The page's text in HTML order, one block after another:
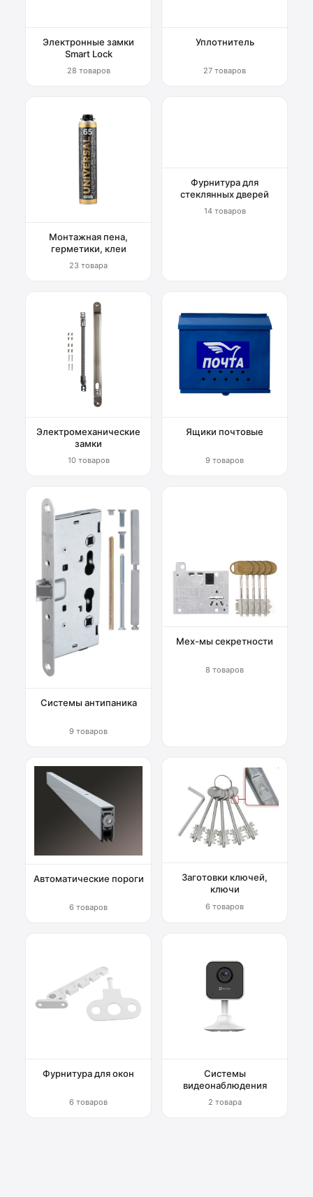
Электронные замки
Smart Lock
28 товаров
Уплотнитель
27 товаров
Монтажная пена,
герметики, клеи
23 товара
Фурнитура для
стеклянных дверей
14 товаров
Электромеханические
замки
10 товаров
Ящики почтовые
9 товаров
Системы антипаника
9 товаров
Мех-мы секретности
8 товаров
Автоматические пороги
6 товаров
Заготовки ключей,
ключи
6 товаров
Фурнитура для окон
6 товаров
Системы
видеонаблюдения
2 товара